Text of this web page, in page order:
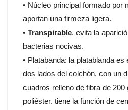
• Núcleo principal formado por
aportan una firmeza ligera.
•Transpirable, evita la
bacterias nocivas.
• Platabanda: la platablanda
dos lados del colchón, con un
cuadros relleno de fibra de
poliéster. tiene la función de